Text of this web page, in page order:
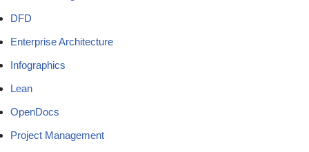
DFD
Enterprise Architecture
Infographics
Lean
OpenDocs
Project Management